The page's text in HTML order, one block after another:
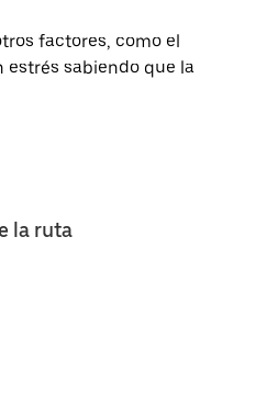
factores, como el
estrés sabiendo que la
la ruta